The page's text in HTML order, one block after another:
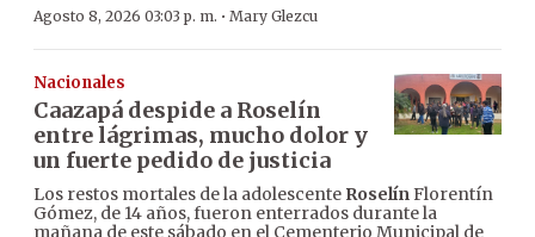
Agosto 8, 2026 03:03 p. m. · Mary Glezcu
Nacionales
Caazapá despide a Roselín
entre lágrimas, mucho dolor y
un fuerte pedido de justicia
Los restos mortales de la adolescente RoselínFlorentín
Gómez, de 14 años, fueron enterrados durante la
mañana de este sábado en el Cementerio Municipal de